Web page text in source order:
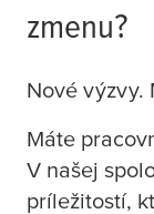
zmenu?
Nové výzvy.
Máte
V našej
príležitostí,